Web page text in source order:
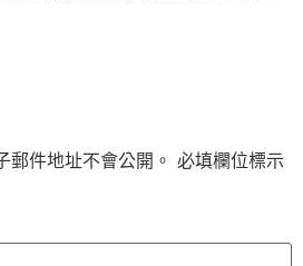
郵件地址不會公開。 必填欄位標示